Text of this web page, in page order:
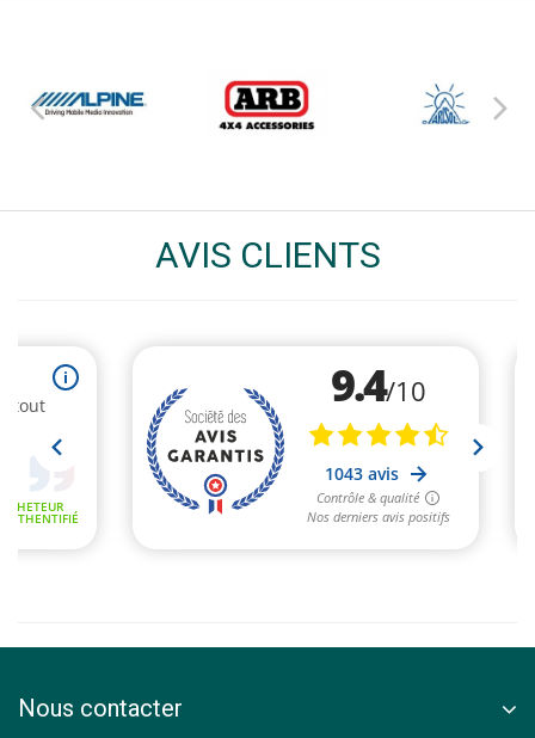
AVIS CLIENTS
Nous contacter